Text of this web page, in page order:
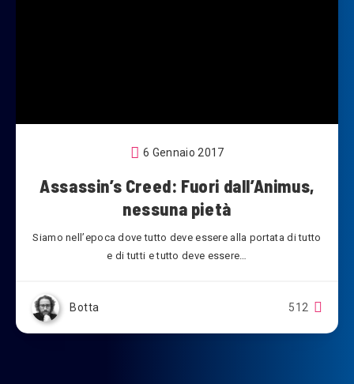
6 Gennaio 2017
Assassin’s Creed: Fuori dall’Animus,
nessuna pietà
Siamo nell’epoca dove tutto deve essere alla portata di tutto
e di tutti e tutto deve essere…
Botta 512